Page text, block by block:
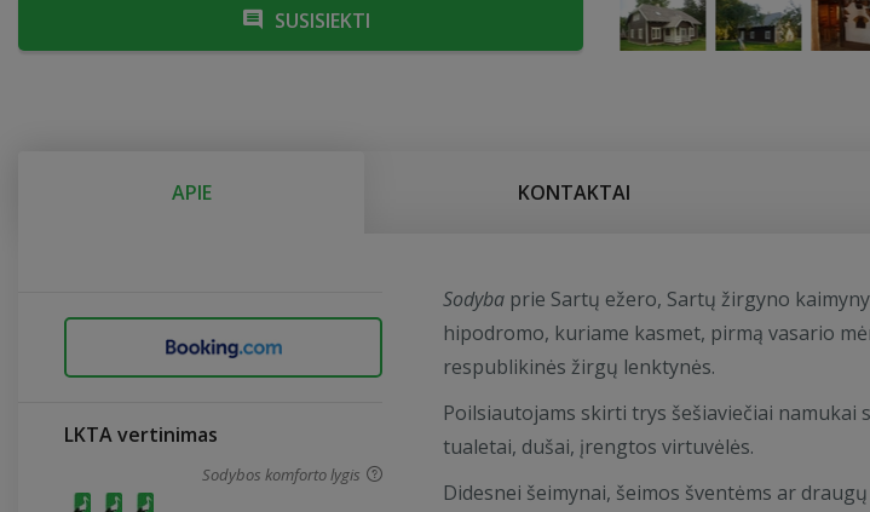
SUSISIEKTI
APIE KONTAKTAI
LKTA vertinimas
Sodybos komforto lygis
Sodyba prie Sartų ežero, Sartų žirgyno
hipodromo, kuriame kasmet, pirmą vasario
respublikinės žirgų lenktynės.
Poilsiautojams skirti trys šešiaviečiai namukai
tualetai, dušai, įrengtos virtuvėlės.
Didesnei šeimynai, šeimos šventėms ar